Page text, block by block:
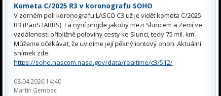
Kometa C/2025 R3 v koronografu SOHO
V zorném poli koronografu LASCO C3 už je vidět kometa C/2025
R3 (PanSTARRS). Ta nyní projde jakoby mezi Sluncem a Zemí ve
vzdálenosti přibližně poloviny cesty ke Slunci, tedy 75 mil. km.
Můžeme očekávat, že uvidíme její pěkný iontový ohon. Aktuální
snímek zde:
https://soho.nascom.nasa.gov/data/realtime/c3/512/
08.04.2026 14:40
Martin Gembec